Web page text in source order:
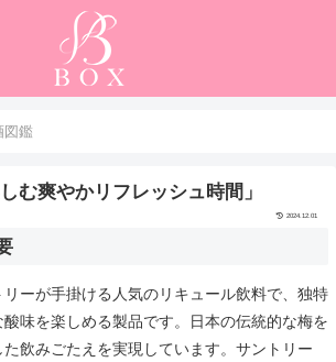
図鑑
む爽やかリフレッシュ時間」
2024.12.01
ーが手掛ける人気のリキュール飲料で、独特
味を楽しめる製品です。日本の伝統的な梅を
飲みごたえを実現しています。サントリー